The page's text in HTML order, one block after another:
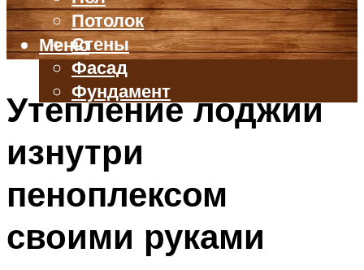
Потолок
Стены
Фасад
Фундамент
БАЛКОН И ЛОДЖИЯ
ВЕНТИЛЯЦИЯ
ТРУБЫ
Меню
Меню
Утепление лоджии
изнутри
пеноплексом
своими руками